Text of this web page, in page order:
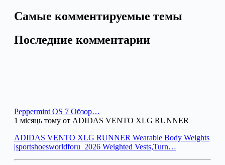
Самые комментируемые темы
Последние комментарии
Peppermint OS 7 Обзор…
1 місяць тому от ADIDAS VENTO XLG RUNNER
ADIDAS VENTO XLG RUNNER Wearable Body Weights
|sportshoesworldforu_2026 Weighted Vests,Turn…